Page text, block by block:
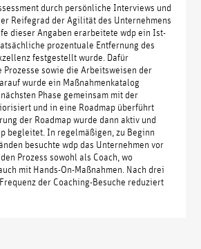
durch persönliche Interviews und
Reifegrad der Agilität des Unternehmens
dieser Angaben erarbeitete wdp ein Ist-
prozentuale Entfernung des
festgestellt wurde. Dafür
Prozesse sowie die Arbeitsweisen der
wurde ein Maßnahmenkatalog
Phase gemeinsam mit der
und in eine Roadmap überführt
der Roadmap wurde dann aktiv und
begleitet. In regelmäßigen, zu Beginn
besuchte wdp das Unternehmen vor
Prozess sowohl als Coach, wo
mit Hands-On-Maßnahmen. Nach drei
der Coaching-Besuche reduziert